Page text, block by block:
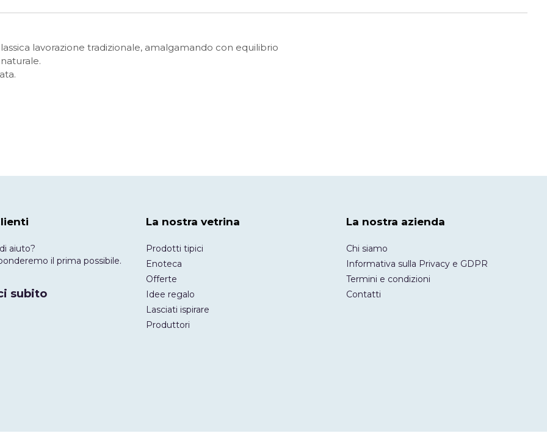
lavorazione tradizionale, amalgamando con equilibrio
aiuto?
il prima possibile.
subito
La nostra vetrina
Prodotti tipici
Enoteca
Offerte
Idee regalo
Lasciati ispirare
Produttori
La nostra azienda
Chi siamo
Informativa sulla Privacy e GDPR
Termini e condizioni
Contatti